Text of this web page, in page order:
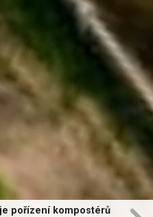
pořízení kompostérů